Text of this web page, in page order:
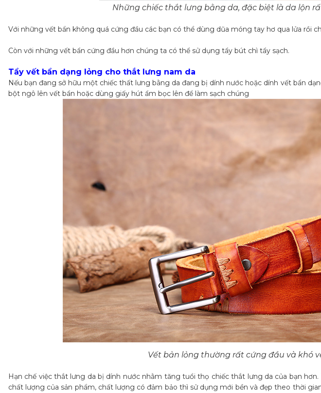
Những chiếc thắt lưng bằng da, đặc biệt là da lộn
Với những vết bẩn không quá cứng đầu các bạn có thể dùng dũa móng tay hơ qua lửa rồi
Còn với những vết bẩn cứng đầu hơn chúng ta có thể sử dụng tẩy bút chì tẩy sạch.
Tẩy vết bẩn dạng lỏng cho thắt lưng nam da
Nếu bạn đang sở hữu một chiếc thất lưng bằng da đang bị dính nước hoặc dính vết bẩn
bột ngô lên vết bẩn hoặc dùng giấy hút ẩm bọc lên để làm sạch chúng
Vết bản lỏng thường rất cứng đầu và khó
Hạn chế việc thắt lưng da bị dính nước nhằm tăng tuổi thọ chiếc thắt lưng da của bạn
chất lượng của sản phẩm, chất lượng có đảm bảo thì sử dụng mới bền và đẹp theo thời